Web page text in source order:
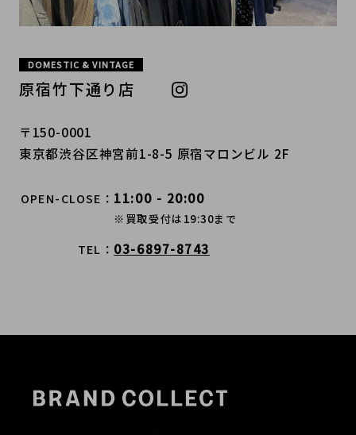
DOMESTIC & VINTAGE
原宿竹下通り店
〒150-0001
東京都渋谷区神宮前1-8-5 原宿マロンビル 2F
OPEN-CLOSE 11:00 - 20:00
※買取受付は19:30まで
TEL 03-6897-8743